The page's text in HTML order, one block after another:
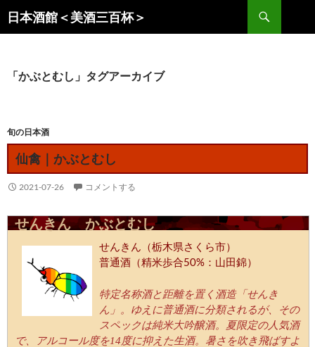
ン
キ
ッ
日本酒館＜美酒三百杯＞
索
「かぶとむし」タグアーカイブ
旬の日本酒
仙禽｜かぶとむし
2021-07-26 コメントする
せんきん かぶとむし
せんきん（栃木県さくら市）
普通酒（精米歩合50%：山田錦）
特定名称酒と距離を置く酒造「せんき
ん」。ゆえに普通酒に分類されるが、その
スペックは純米大吟醸酒。夏限定の人気酒
で、アルコール度を14度に抑えた生酒。暑さを吹き飛ばすよ